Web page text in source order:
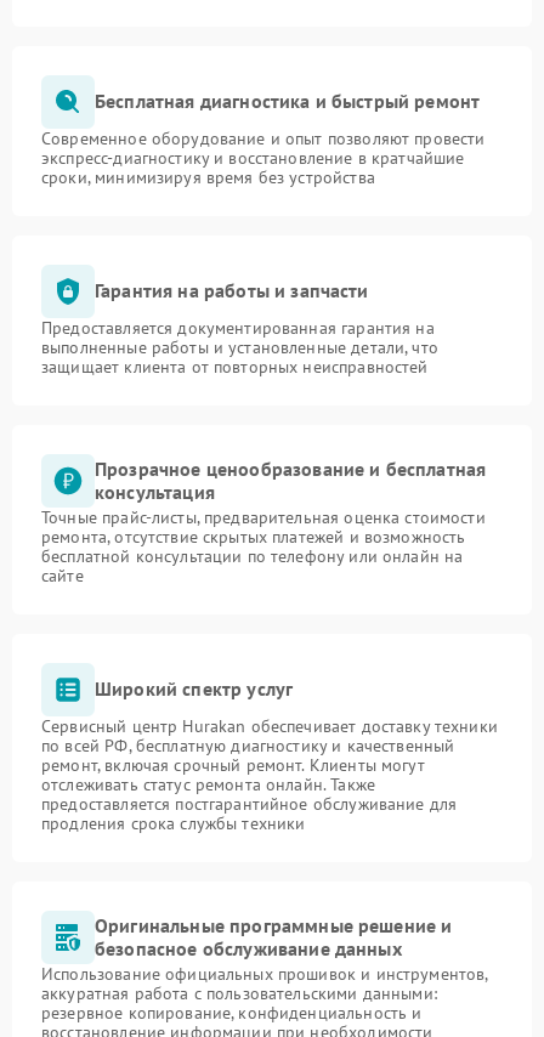
Бесплатная диагностика и быстрый ремонт
Современное оборудование и опыт позволяют провести
экспресс-диагностику и восстановление в кратчайшие
сроки, минимизируя время без устройства
Гарантия на работы и запчасти
Предоставляется документированная гарантия на
выполненные работы и установленные детали, что
защищает клиента от повторных неисправностей
Прозрачное ценообразование и бесплатная
консультация
Точные прайс-листы, предварительная оценка стоимости
ремонта, отсутствие скрытых платежей и возможность
бесплатной консультации по телефону или онлайн на
сайте
Широкий спектр услуг
Сервисный центр Hurakan обеспечивает доставку техники
по всей РФ, бесплатную диагностику и качественный
ремонт, включая срочный ремонт. Клиенты могут
отслеживать статус ремонта онлайн. Также
предоставляется постгарантийное обслуживание для
продления срока службы техники
Оригинальные программные решение и
безопасное обслуживание данных
Использование официальных прошивок и инструментов,
аккуратная работа с пользовательскими данными:
резервное копирование, конфиденциальность и
восстановление информации при необходимости